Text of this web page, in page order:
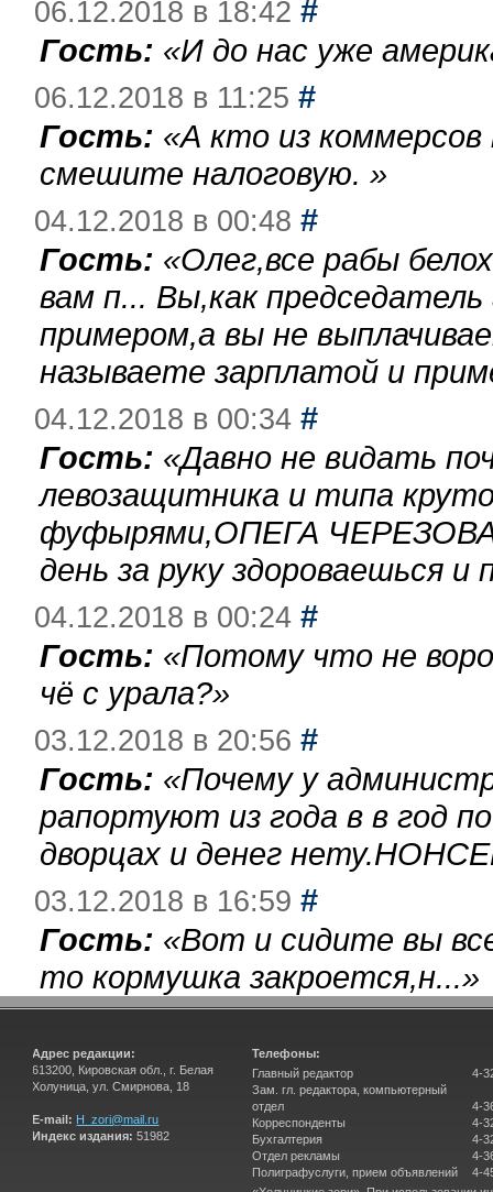
06.12.2018 в 18:42 #
Гость: «И до нас уже
06.12.2018 в 11:25 #
Гость: «А кто из
смешите налоговую. »
04.12.2018 в 00:48 #
Гость: «Олег,все рабы
вам п... Вы,как
примером,а вы не
называете зарплатой и
04.12.2018 в 00:34 #
Гость: «Давно не видать
левозащитника и типа
фуфырями,ОПЕГА
день за руку здороваешься
04.12.2018 в 00:24 #
Гость: «Потому что не
чё с урала?»
03.12.2018 в 20:56 #
Гость: «Почему у
рапортуют из года в в год
дворцах и денег
03.12.2018 в 16:59 #
Гость: «Вот и сидите вы
то кормушка закроется,н...»
Адрес редакции:
613200, Кировская обл., г. Белая
Холуница, ул. Смирнова, 18
E-mail: H_zori@mail.ru
Индекс издания: 51982
Телефоны:
Главный редактор
Зам. гл. редактора, компьютерный
отдел
Корреспонденты
Бухгалтерия
Отдел рекламы
Полиграфуслуги, прием объявлений
4-
4-
4-
4-
4-
4-